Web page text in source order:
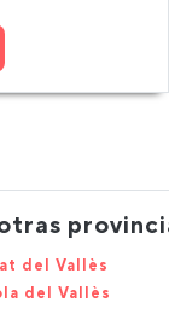
del Vallès
del Vallès